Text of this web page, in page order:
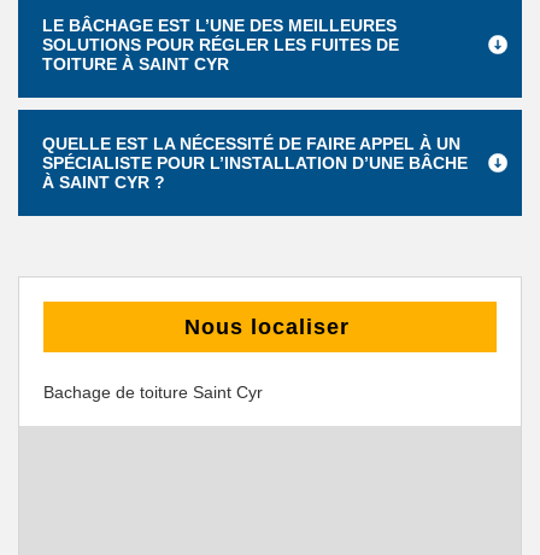
LE BÂCHAGE EST L’UNE DES MEILLEURES
SOLUTIONS POUR RÉGLER LES FUITES DE
TOITURE À SAINT CYR
QUELLE EST LA NÉCESSITÉ DE FAIRE APPEL À UN
SPÉCIALISTE POUR L’INSTALLATION D’UNE BÂCHE
À SAINT CYR ?
Nous localiser
Bachage de toiture Saint Cyr